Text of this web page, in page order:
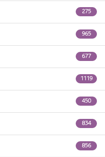
275
965
677
1119
450
834
856